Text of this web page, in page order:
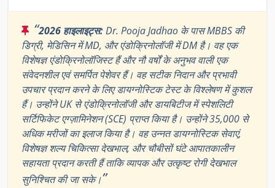
“2026 हाइलाइट्स:Dr. Pooja Jadhao के पास MBBS की
डिग्री, मेडिसिन में MD, और एंडोक्रिनोलॉजी में DM है। वह एक
विशेषज्ञ एंडोक्रिनोलॉजिस्ट हैं और नौ वर्षों के अनुभव वाली एक
संवेदनशील एवं समर्पित पेशेवर हैं। वह सटीक निदान और प्रभावी
उपचार प्रदान करने के लिए डायग्नोस्टिक टेस्ट के विश्लेषण में कुशल
हैं। उन्होंने UK से एंडोक्रिनोलॉजी और डायबिटीज में स्पेशलिटी
सर्टिफिकेट एग्ज़ामिनेशन (SCE) प्राप्त किया है। उन्होंने 35,000 से
अधिक मरीजों का इलाज किया है। वह उन्नत डायग्नोस्टिक सेवाएं,
विशेषज्ञ शल्य चिकित्सा देखभाल, और चौबीसों घंटे आपातकालीन
सहायता प्रदान करती हैं ताकि व्यापक और उत्कृष्ट रोगी देखभाल
सुनिश्चित की जा सके।”